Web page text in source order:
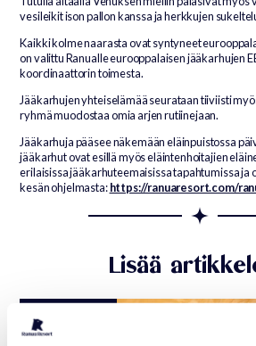
vesileikit ison pallon kanssa ja herkkujen
Kaikki kolme naarasta ovat syntyneet
on valittu Ranualle eurooppalaisen jääkarhujen
koordinaattorin toimesta.
Jääkarhujen yhteiselämää seurataan tiiviisti
ryhmä muodostaa omia arjen rutiinejaan.
Jääkarhuja pääsee näkemään eläinpuistossa
jääkarhut ovat esillä myös eläintenhoitajien
erilaisissa jääkarhuteemaisissa tapahtumissa ja
kesän ohjelmasta:https://ranuaresort.com/
Lisää
04.08.2026